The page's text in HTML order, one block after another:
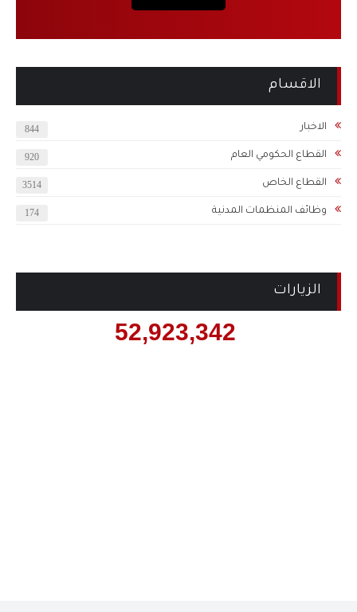
الاقسام
الاخبار 844
القطاع الحكومي العام 920
القطاع الخاص 3514
وظائف المنظمات المدنية 174
الزيارات
52,923,342